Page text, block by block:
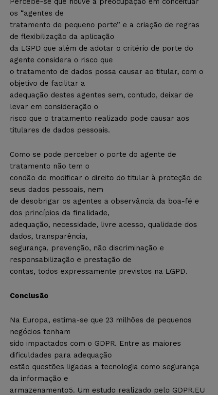
os “agentes de
tratamento de pequeno porte” e a criação de regras
de flexibilização da aplicação
da LGPD que além de adotar o critério de porte do
agente considera o risco que
o tratamento de dados possa causar ao titular, com o
objetivo de facilitar a
adequação destes agentes sem, contudo, deixar de
levar em consideração o
risco que o tratamento realizado pode causar aos
titulares de dados pessoais.
Como se pode perceber o porte do agente de
tratamento não tem o
condão de modificar o direito do titular à proteção de
seus dados pessoais, nem
de desobrigar os agentes a observância da boa-fé e
dos princípios da finalidade,
adequação, necessidade, livre acesso, qualidade dos
dados, transparência,
segurança, prevenção, não discriminação e
responsabilização e prestação de
contas, todos expressamente previstos na LGPD.
Conclusão
Na Europa, estima-se que 23 milhões de pequenos
negócios tenham
sido impactados com o GDPR. Entre as maiores
dificuldades para adequação
estão questões ligadas a tecnologia como segurança
da informação e
armazenamento5. Um estudo realizado pelo GDPR.EU